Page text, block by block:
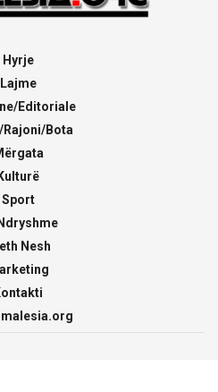
Hyrje
Lajme
Editoriale
Rajoni/Bota
Sport
Nesh